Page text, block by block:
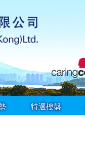
特選樓盤